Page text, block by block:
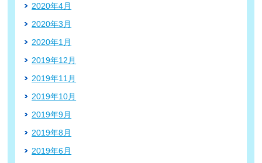
2020年4月
2020年3月
2020年1月
2019年12月
2019年11月
2019年10月
2019年9月
2019年8月
2019年6月